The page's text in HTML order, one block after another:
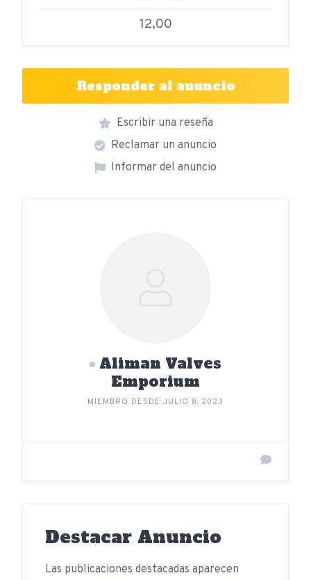
12,00
Responder al anuncio
Escribir una reseña
Reclamar un anuncio
Informar del anuncio
Aliman Valves
Emporium
MIEMBRO DESDE JULIO 8, 2023
Destacar Anuncio
Las publicaciones destacadas aparecen